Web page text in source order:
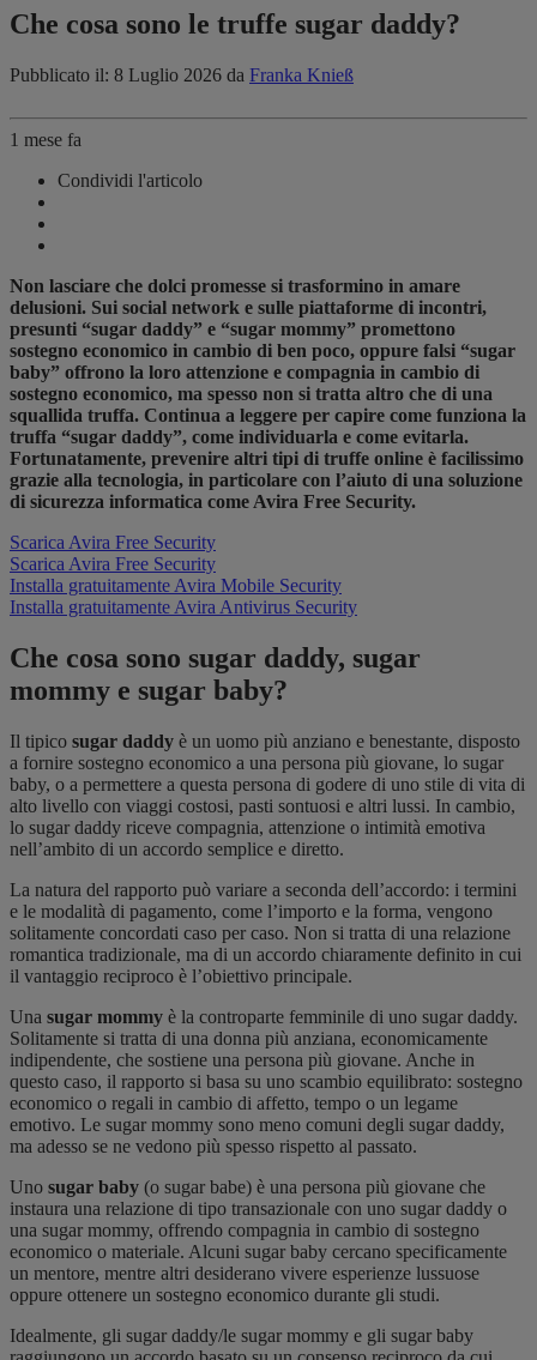
Che cosa sono le truffe sugar daddy?
Pubblicato il: 8 Luglio 2026 da Franka Knieß
1 mese fa
Condividi l'articolo
Non lasciare che dolci promesse si trasformino in amare
delusioni. Sui social network e sulle piattaforme di incontri,
presunti “sugar daddy” e “sugar mommy” promettono
sostegno economico in cambio di ben poco, oppure falsi “sugar
baby” offrono la loro attenzione e compagnia in cambio di
sostegno economico, ma spesso non si tratta altro che di una
squallida truffa. Continua a leggere per capire come funziona la
truffa “sugar daddy”, come individuarla e come evitarla.
Fortunatamente, prevenire altri tipi di truffe online è facilissimo
grazie alla tecnologia, in particolare con l’aiuto di una soluzione
di sicurezza informatica come Avira Free Security.
Scarica Avira Free Security
Scarica Avira Free Security
Installa gratuitamente Avira Mobile Security
Installa gratuitamente Avira Antivirus Security
Che cosa sono sugar daddy, sugar
mommy e sugar baby?
Il tipico sugar daddy è un uomo più anziano e benestante, disposto
a fornire sostegno economico a una persona più giovane, lo sugar
baby, o a permettere a questa persona di godere di uno stile di vita di
alto livello con viaggi costosi, pasti sontuosi e altri lussi. In cambio,
lo sugar daddy riceve compagnia, attenzione o intimità emotiva
nell’ambito di un accordo semplice e diretto.
La natura del rapporto può variare a seconda dell’accordo: i termini
e le modalità di pagamento, come l’importo e la forma, vengono
solitamente concordati caso per caso. Non si tratta di una relazione
romantica tradizionale, ma di un accordo chiaramente definito in cui
il vantaggio reciproco è l’obiettivo principale.
Una sugar mommy è la controparte femminile di uno sugar daddy.
Solitamente si tratta di una donna più anziana, economicamente
indipendente, che sostiene una persona più giovane. Anche in
questo caso, il rapporto si basa su uno scambio equilibrato: sostegno
economico o regali in cambio di affetto, tempo o un legame
emotivo. Le sugar mommy sono meno comuni degli sugar daddy,
ma adesso se ne vedono più spesso rispetto al passato.
Uno sugar baby (o sugar babe) è una persona più giovane che
instaura una relazione di tipo transazionale con uno sugar daddy o
una sugar mommy, offrendo compagnia in cambio di sostegno
economico o materiale. Alcuni sugar baby cercano specificamente
un mentore, mentre altri desiderano vivere esperienze lussuose
oppure ottenere un sostegno economico durante gli studi.
Idealmente, gli sugar daddy/le sugar mommy e gli sugar baby